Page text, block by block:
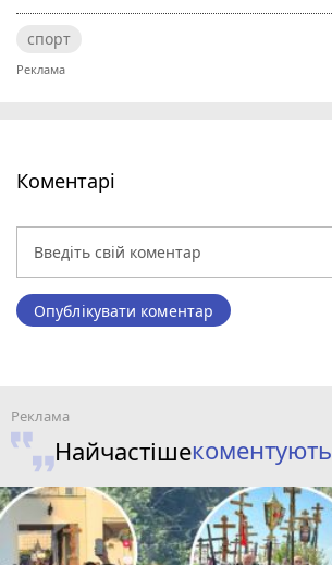
спорт
Коментарі
Опублікувати коментар
Найчастішекоментують